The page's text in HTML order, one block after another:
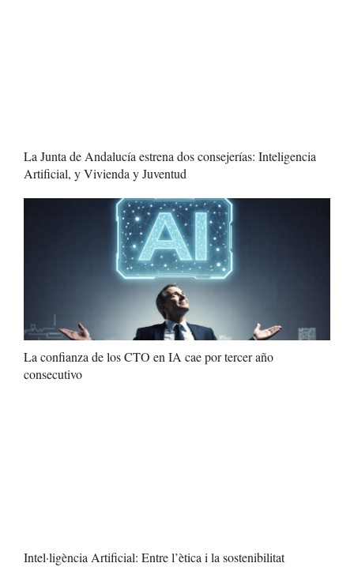
La Junta de Andalucía estrena dos consejerías: Inteligencia
Artificial, y Vivienda y Juventud
La confianza de los CTO en IA cae por tercer año
consecutivo
Intel·ligència Artificial: Entre l’ètica i la sostenibilitat